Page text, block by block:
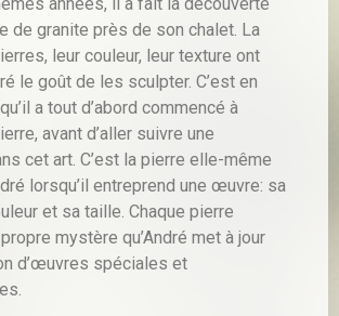
de granite près de son chalet. La
leur couleur, leur texture ont
le goût de les sculpter. C’est en
a tout d’abord commencé à
avant d’aller suivre une
cet art. C’est la pierre elle-même
lorsqu’il entreprend une œuvre: sa
et sa taille. Chaque pierre
mystère qu’André met à jour
d’œuvres spéciales et